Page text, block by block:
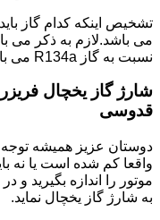
تشخیص اینکه کدام گاز
نسبت به گاز R134a می باشد.
شارژ گاز یخچال
قدوسی
دوستان عزیز همیشه توجه
واقعا کم شده است یا نه
موتور را اندازه بگیرید
به شارژ گاز یخچال نماید.